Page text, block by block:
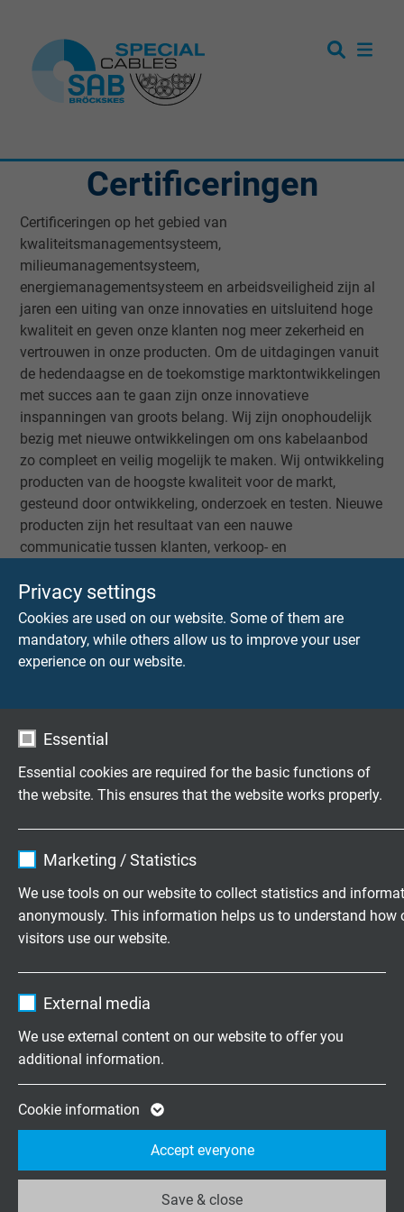
Privacy settings
Cookies are used on our website. Some of them are
mandatory, while others allow us to improve your user
experience on our website.
Essential
Essential cookies are required for the basic functions of
the website. This ensures that the website works properly.
Expire 1 year
Purpose
Marketing / Statistics
We use tools on our website to collect statistics and
anonymously. This information helps us to understand how
visitors use our website.
Expire 2 years
Purpose
Google cookie for website analysis.
statistical data on how the visitor uses the
website.
External media
We use external content on our website to offer you
additional information.
Cookie information
Save & close
Accept everyone
Certificeringen
Certificeringen op het gebied van
kwaliteitsmanagementsysteem,
milieumanagementsysteem,
energiemanagementsysteem en arbeidsveiligheid zijn al
jaren een uiting van onze innovaties en uitsluitend hoge
kwaliteit en geven onze klanten nog meer zekerheid en
vertrouwen in onze producten. Om de uitdagingen vanuit
de hedendaagse en de toekomstige marktontwikkelingen
met succes aan te gaan zijn onze innovatieve
inspanningen van groots belang. Wij zijn onophoudelijk
bezig met nieuwe ontwikkelingen om ons kabelaanbod
zo compleet en veilig mogelijk te maken. Wij ontwikkeling
producten van de hoogste kwaliteit voor de markt,
gesteund door ontwikkeling, onderzoek en testen. Nieuwe
producten zijn het resultaat van een nauwe
communicatie tussen klanten, verkoop- en
grondstoffenleveranciers.
De certificeringen zijn ook als pdf te downloaden:
Flexibele speciaalkabels op maat
Familiebedrijf sinds 1947
+31 (0)497 575 201
Mo.-Fr. 8:15–17:00 h
Onderneming
Vacatures
Rate us onGoogle